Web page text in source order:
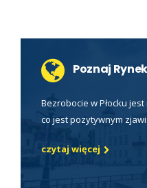
Poznaj
Bezrobocie w Płocku
co jest pozytywnym
czytaj więcej